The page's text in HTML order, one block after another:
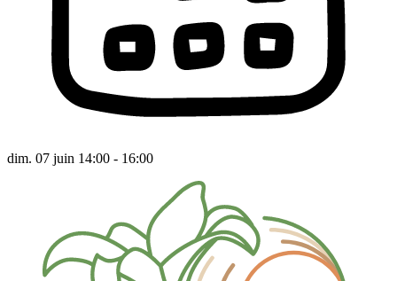
dim. 07 juin 14:00 - 16:00